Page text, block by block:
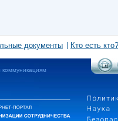
документы Кто есть кто?
коммуникациям